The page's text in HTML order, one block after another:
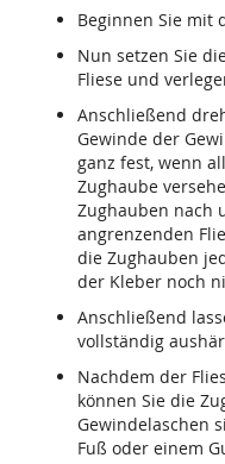
Beginnen Sie mit
Nun setzen Sie
Fliese und
Anschließend
Gewinde der
ganz fest, wenn
Zughaube
Zughauben nach
angrenzenden
die Zughauben
der Kleber noch
Anschließend
vollständig
Nachdem der
können Sie die
Gewindelaschen
Fuß oder einem